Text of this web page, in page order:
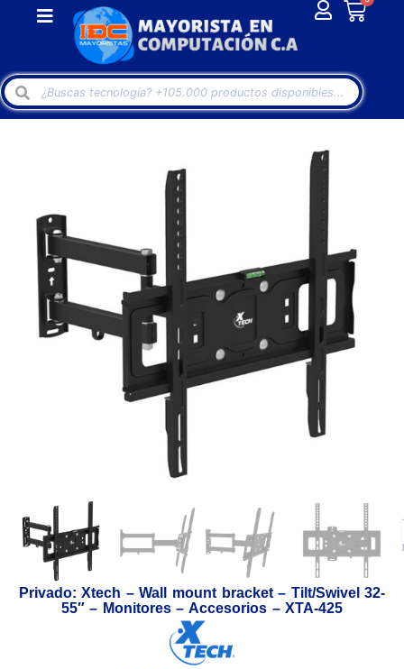
Privado: Xtech – Wall mount bracket – Tilt/Swivel 32-
55″ – Monitores – Accesorios – XTA-425